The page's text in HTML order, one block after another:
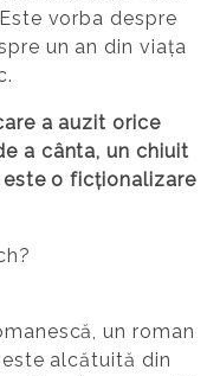
vorba despre
un an din viața
a auzit orice
a cânta, un chiuit
este o ficționalizare
un roman
alcătuită din